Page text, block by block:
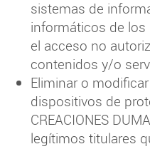
sistemas de
informáticos de
el acceso no
contenidos y/o
Eliminar o
dispositivos de
CREACIONES
legítimos titulares